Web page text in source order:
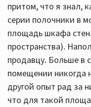
притом, что я знал,
серии полочники в
площадь шкафа
пространства).
продавцу. Больше в
помещении никогда
другой опыт рад за
что для такой